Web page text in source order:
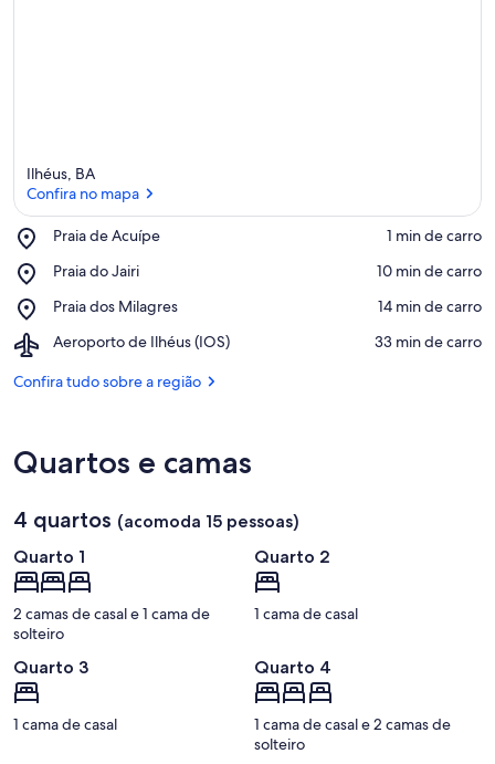
Ilhéus, BA
Confira no mapa
Praia de Acuípe
Place,
de
‪1 min de carro‬
Praia do Jairi
Place,
do
‪10 min de carro‬
Praia dos Milagres
Place,
dos
‪14 min de carro‬
Aeroporto de Ilhéus (IOS)
Airport,
de
‪33 min de carro‬
Confira tudo sobre a região
Quartos e camas
4 quartos (acomoda 15 pessoas)
Quarto 1
2 camas de casal e 1 cama de
solteiro
Quarto 2
1 cama de casal
Quarto 3
1 cama de casal
Quarto 4
1 cama de casal e 2 camas de
solteiro